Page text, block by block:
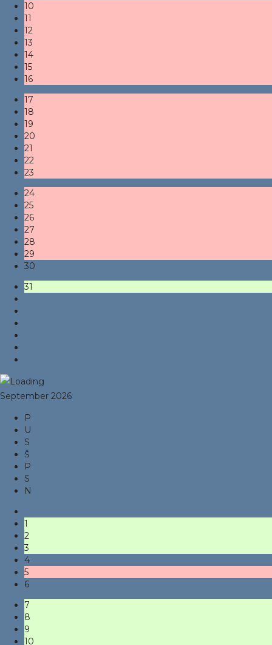
10
11
12
13
14
15
16
17
18
19
20
21
22
23
24
25
26
27
28
29
30
31
September 2026
P
U
S
Š
P
S
N
1
2
3
4
5
6
7
8
9
10